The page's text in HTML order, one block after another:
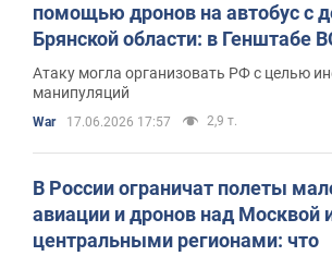
помощью дронов на автобус с
Брянской области: в Генштабе
опровергли фейк
Атаку могла организовать РФ с целью
манипуляций
War 17.06.2026 17:57 2,9 т.
В России ограничат полеты
авиации и дронов над Москвой
центральными регионами: что